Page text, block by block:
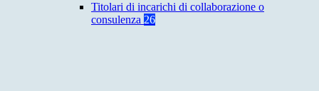
Titolari di incarichi di collaborazione o
consulenza 26